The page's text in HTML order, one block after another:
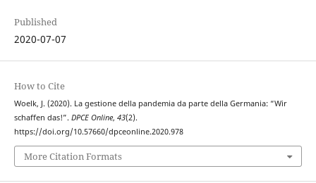
Published
2020-07-07
How to Cite
Woelk, J. (2020). La gestione della pandemia da parte della Germania: “Wir
schaffen das!”. DPCE Online, 43(2).
https://doi.org/10.57660/dpceonline.2020.978
More Citation Formats